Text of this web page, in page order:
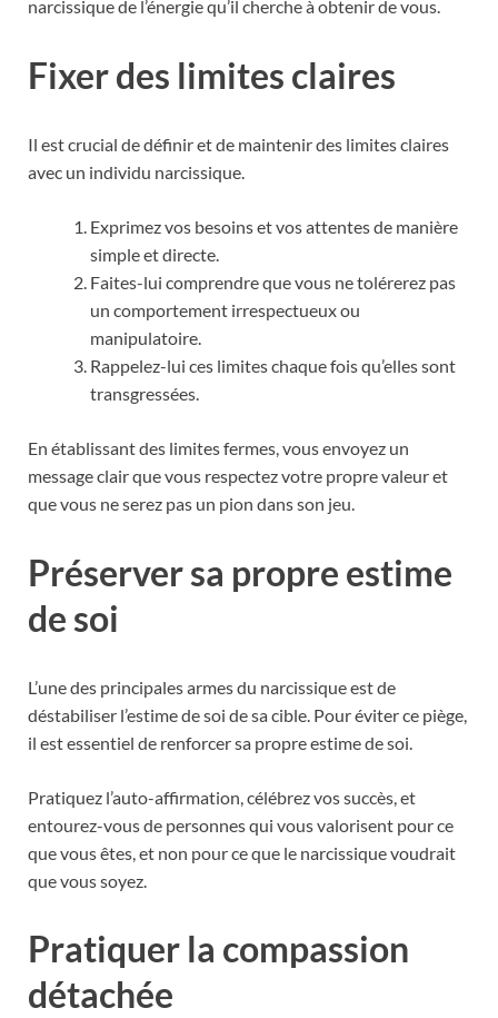
narcissique de l’énergie qu’il cherche à obtenir de vous.
Fixer des limites claires
Il est crucial de définir et de maintenir des limites claires
avec un individu narcissique.
Exprimez vos besoins et vos attentes de manière
simple et directe.
Faites-lui comprendre que vous ne tolérerez pas
un comportement irrespectueux ou
manipulatoire.
Rappelez-lui ces limites chaque fois qu’elles sont
transgressées.
En établissant des limites fermes, vous envoyez un
message clair que vous respectez votre propre valeur et
que vous ne serez pas un pion dans son jeu.
Préserver sa propre estime
de soi
L’une des principales armes du narcissique est de
déstabiliser l’estime de soi de sa cible. Pour éviter ce piège,
il est essentiel de renforcer sa propre estime de soi.
Pratiquez l’auto-affirmation, célébrez vos succès, et
entourez-vous de personnes qui vous valorisent pour ce
que vous êtes, et non pour ce que le narcissique voudrait
que vous soyez.
Pratiquer la compassion
détachée